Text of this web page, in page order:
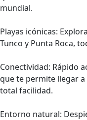
mundial.
Playas icónicas:
Tunco y Punta Roca,
Conectividad: Rápido
que te permite llegar
total facilidad.
Entorno natural: